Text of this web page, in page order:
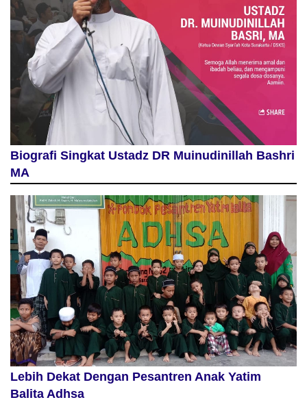
Biografi Singkat Ustadz DR Muinudinillah Bashri
MA
Lebih Dekat Dengan Pesantren Anak Yatim
Balita Adhsa